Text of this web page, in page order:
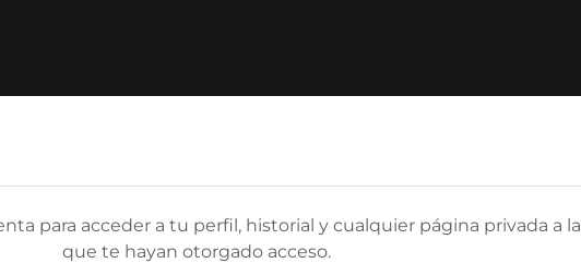
para acceder a tu perfil, historial y cualquier página privada a la
que te hayan otorgado acceso.